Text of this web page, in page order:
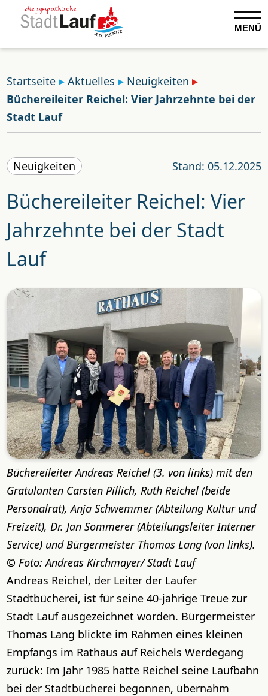
MENÜ
Startseite Aktuelles
Neuigkeiten
Büchereileiter Reichel: Vier Jahrzehnte bei der
Stadt Lauf
Stand: 05.12.2025
Neuigkeiten
Büchereileiter Reichel: Vier
Jahrzehnte bei der Stadt
Lauf
Büchereileiter Andreas Reichel (3. von links) mit den
Gratulanten Carsten Pillich, Ruth Reichel (beide
Personalrat), Anja Schwemmer (Abteilung Kultur und
Freizeit), Dr. Jan Sommerer (Abteilungsleiter Interner
Service) und Bürgermeister Thomas Lang (von links).
Foto: Andreas Kirchmayer/ Stadt Lauf
Andreas Reichel, der Leiter der Laufer
Stadtbücherei, ist für seine 40-jährige Treue zur
Stadt Lauf ausgezeichnet worden. Bürgermeister
Thomas Lang blickte im Rahmen eines kleinen
Empfangs im Rathaus auf Reichels Werdegang
zurück: Im Jahr 1985 hatte Reichel seine Laufbahn
bei der Stadtbücherei begonnen, übernahm